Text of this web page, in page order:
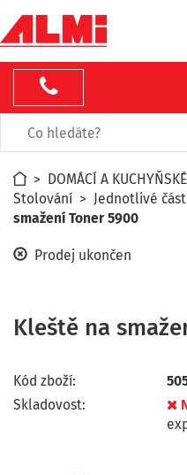
> DOMÁCÍ A
Stolování > Jednotlivé
smažení Toner 5900
Prodej ukončen
Kleště na
Kód zboží:
Skladovost: